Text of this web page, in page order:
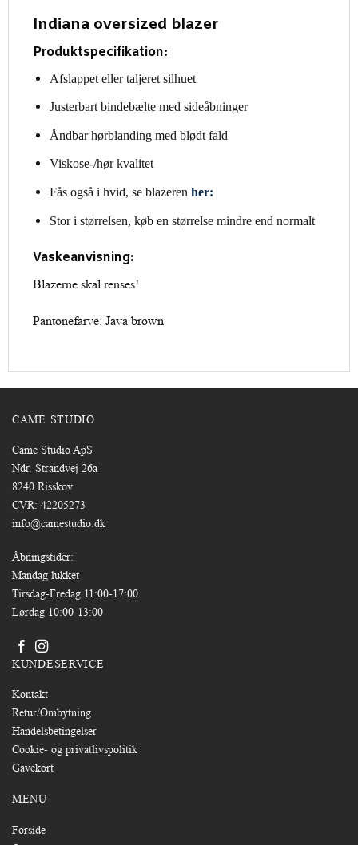
Indiana oversized blazer
Produktspecifikation:
Afslappet eller taljeret silhuet
Justerbart bindebælte med sideåbninger
Åndbar hørblanding med blødt fald
Viskose-/hør kvalitet
Fås også i hvid, se blazeren her:
Stor i størrelsen, køb en størrelse mindre end normalt
Vaskeanvisning:
Blazerne skal renses!
Pantonefarve: Java brown
CAME STUDIO
Came Studio ApS
Ndr. Strandvej 26a
8240 Risskov
CVR: 42205273
info@camestudio.dk
Åbningstider:
Mandag lukket
Tirsdag-Fredag 11:00-17:00
Lørdag 10:00-13:00
KUNDESERVICE
Kontakt
Retur/Ombytning
Handelsbetingelser
Cookie- og privatlivspolitik
Gavekort
MENU
Forside